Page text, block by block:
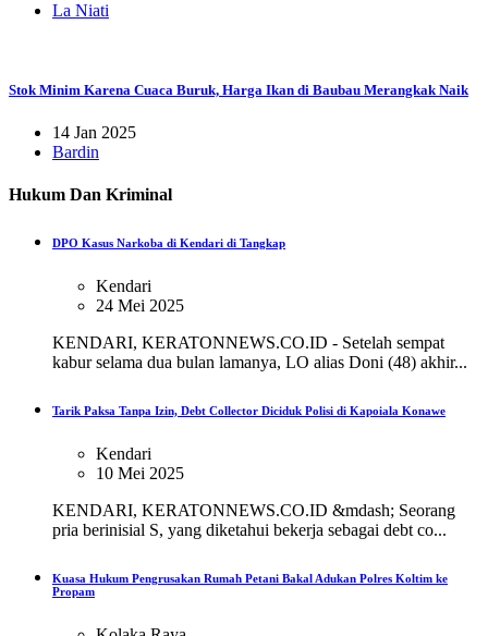
La Niati
Stok Minim Karena Cuaca Buruk, Harga Ikan di Baubau Merangkak Naik
14 Jan 2025
Bardin
Hukum Dan Kriminal
DPO Kasus Narkoba di Kendari di Tangkap
Kendari
24 Mei 2025
KENDARI, KERATONNEWS.CO.ID - Setelah sempat
kabur selama dua bulan lamanya, LO alias Doni (48) akhir...
Tarik Paksa Tanpa Izin, Debt Collector Diciduk Polisi di Kapoiala Konawe
Kendari
10 Mei 2025
KENDARI, KERATONNEWS.CO.ID &mdash; Seorang
pria berinisial S, yang diketahui bekerja sebagai debt co...
Kuasa Hukum Pengrusakan Rumah Petani Bakal Adukan Polres Koltim ke
Propam